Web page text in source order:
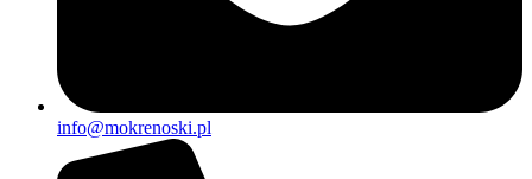
info@mokrenoski.pl